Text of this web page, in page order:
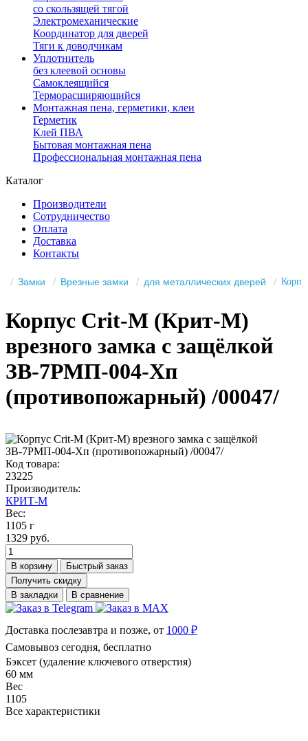
со скользящей тягой
Электромеханические
Координатор для дверей
Тяги к доводчикам
Уплотнитель
без клеевой основы
Самоклеящийся
Терморасширяющийся
Монтажная пена, герметики, клеи
Герметик
Клей ПВА
Бытовая монтажная пена
Профессиональная монтажная пена
Каталог
Производители
Сотрудничество
Оплата
Доставка
Контакты
Замки Врезные замки для металлических дверей
Корпус Crit-M (Крит-М)
врезного замка с защёлкой
ЗВ-7РМП-004-Хп
(противопожарный) /00047/
Код товара:
23225
Производитель:
КРИТ-М
Вес:
1105 г
1329 руб.
В корзину
Быстрый заказ
Получить скидку
В закладки
В сравнение
Доставка послезавтра и позже, от 1000 ₽
Самовывоз сегодня, бесплатно
Бэксет (удаление ключевого отверстия)
60 мм
Вес
1105
Все характеристики